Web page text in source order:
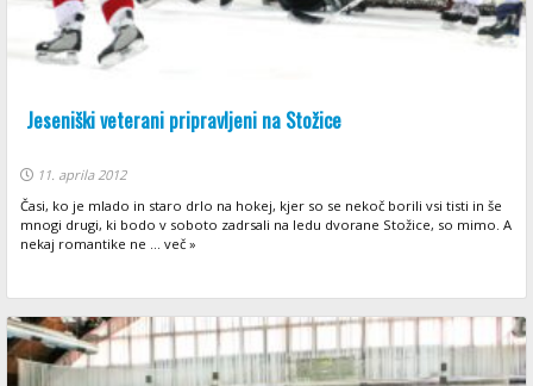
Jeseniški veterani pripravljeni na Stožice
11. aprila 2012
Časi, ko je mlado in staro drlo na hokej, kjer so se nekoč borili vsi tisti in še
mnogi drugi, ki bodo v soboto zadrsali na ledu dvorane Stožice, so mimo. A
nekaj romantike ne ... več »